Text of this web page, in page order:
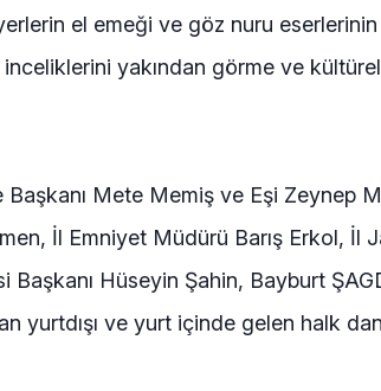
el emeği ve göz nuru
yakından görme ve kültürel
Mete Memiş ve Eşi Zeynep
İl Emniyet Müdürü Barış Erkol, İl
Başkanı Hüseyin Şahin, Bayburt
yurtdışı ve yurt içinde gelen halk